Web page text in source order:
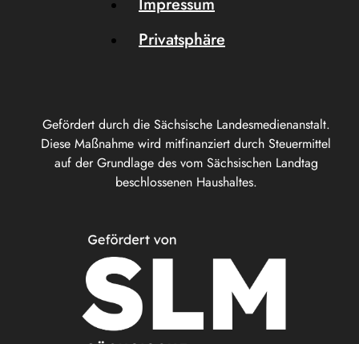
Gefördert durch die Sächsische Landesmedienanstalt.
Diese Maßnahme wird mitfinanziert durch Steuermittel
auf der Grundlage des vom Sächsischen Landtag
beschlossenen Haushaltes.
Impressum
Privatsphäre